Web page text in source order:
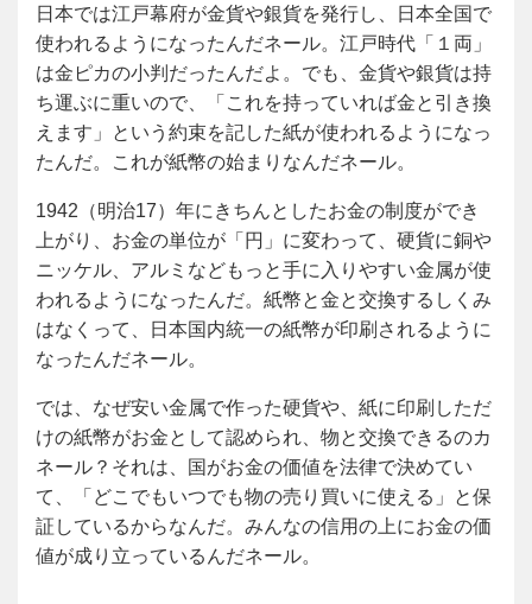
日本では江戸幕府が金貨や銀貨を発行し、日本全国で
使われるようになったんだネール。江戸時代「１両」
は金ピカの小判だったんだよ。でも、金貨や銀貨は持
ち運ぶに重いので、「これを持っていれば金と引き換
えます」という約束を記した紙が使われるようになっ
たんだ。これが紙幣の始まりなんだネール。
1942（明治17）年にきちんとしたお金の制度ができ
上がり、お金の単位が「円」に変わって、硬貨に銅や
ニッケル、アルミなどもっと手に入りやすい金属が使
われるようになったんだ。紙幣と金と交換するしくみ
はなくって、日本国内統一の紙幣が印刷されるように
なったんだネール。
では、なぜ安い金属で作った硬貨や、紙に印刷しただ
けの紙幣がお金として認められ、物と交換できるのカ
ネール？それは、国がお金の価値を法律で決めてい
て、「どこでもいつでも物の売り買いに使える」と保
証しているからなんだ。みんなの信用の上にお金の価
値が成り立っているんだネール。